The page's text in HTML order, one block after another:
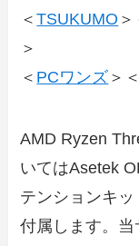
＜TSUKUMO ＞
＞
＜ PCワンズ ＞
AMD Ryzen
いてはAsetek
テンションキ
付属します。